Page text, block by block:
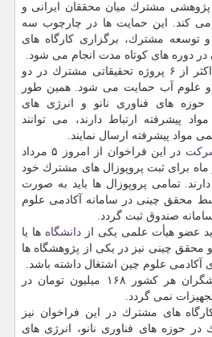
پژوهشی مشترك میان محققان ایرانی و
كند. این حمایت ها در چارچوب سه
توسعه مشترك، برگزاری كارگاه های
دوره های كوتاه مدت انجام می شود.
بر اساس این فراخوان حداكثر از ۶ پروژه تحقیقاتی مشترك در دو
و علوم آب حمایت می شود. همین طور
حوزه های فناوری نانو و انرژی های
پیشرفته ارتباط دارند، می توانند
مواد پیشرفته ارسال نمایند.
در این فراخوان از امروز ۵ مرداد
تا ۸ شهریور ماه برای ثبت پروپوزال های مشترك خود
تمامی پروپوزال ها باید به صورت
محقق چینی در سامانه آكادمی علوم
صندوق ثبت گردد.
عضو هیأت علمی یكی از دانشگاه ها یا
محقق چینی نیز در یكی از پژوهشگاه ها
آكادمی علوم چین اشتغال داشته باشد.
حداكثر حمایت برای پژوهشگران هر كشور ۱۶۸ میلیون تومان در
نمی گردد.
های مشترك در این فراخوان نیز
مشترك در حوزه های فناوری نانو، انرژی های